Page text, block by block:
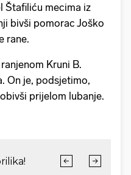
Štafiliću mecima iz
bivši pomorac Joško
rane.
Kruni B.
On je, podsjetimo,
prijelom lubanje.